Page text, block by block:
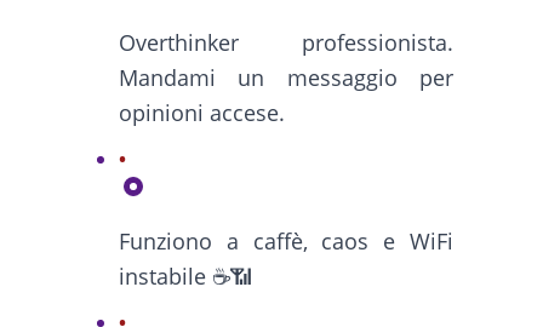
Overthinker professionista.
Mandami un messaggio per
opinioni accese.
Funziono a caffè, caos e WiFi
instabile ☕📶